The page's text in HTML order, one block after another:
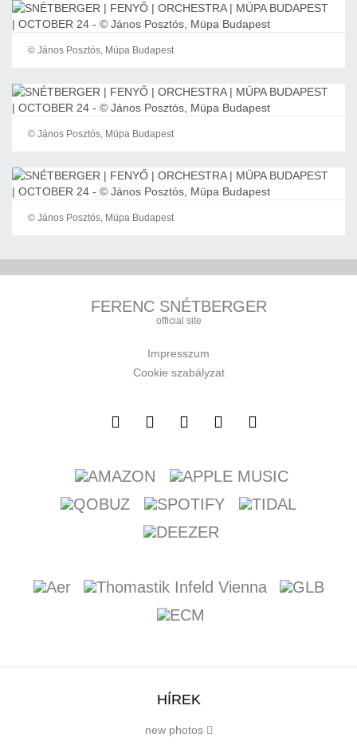
© János Posztós, Müpa Budapest
© János Posztós, Müpa Budapest
© János Posztós, Müpa Budapest
FERENC SNÉTBERGER
official site
Impresszum
Cookie szabályzat
HÍREK
new photos